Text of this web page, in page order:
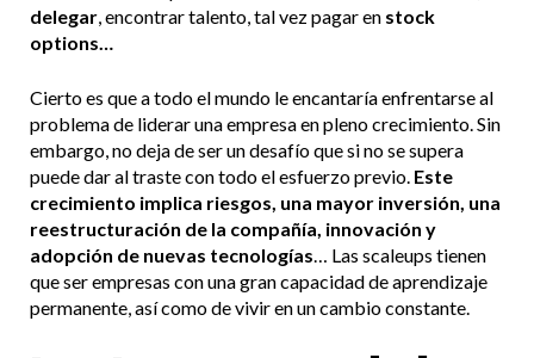
delegar, encontrar talento, tal vez pagar en stock
options…
Cierto es que a todo el mundo le encantaría enfrentarse al
problema de liderar una empresa en pleno crecimiento. Sin
embargo, no deja de ser un desafío que si no se supera
puede dar al traste con todo el esfuerzo previo. Este
crecimiento implica riesgos, una mayor inversión, una
reestructuración de la compañía, innovación y
adopción de nuevas tecnologías… Las scaleups tienen
que ser empresas con una gran capacidad de aprendizaje
permanente, así como de vivir en un cambio constante.